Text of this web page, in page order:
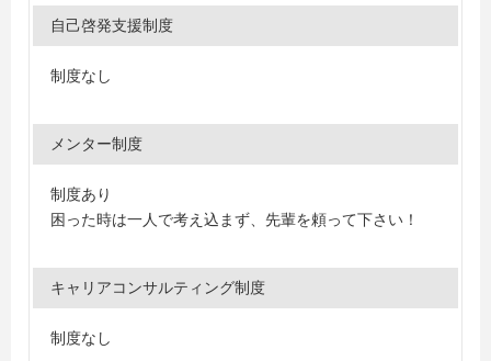
自己啓発支援制度
制度なし
メンター制度
制度あり
困った時は一人で考え込まず、先輩を頼って下さい！
キャリアコンサルティング制度
制度なし